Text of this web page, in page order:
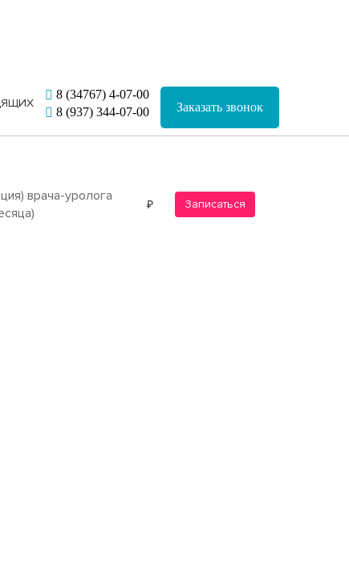
8 (34767) 4-07-00
8 (937) 344-07-00
Заказать звонок
врача-уролога
Записаться